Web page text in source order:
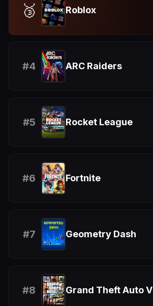
🥉 Roblox
#4 ARC Raiders
#5 Rocket League
#6 Fortnite
#7 Geometry Dash
#8 Grand Theft Auto V